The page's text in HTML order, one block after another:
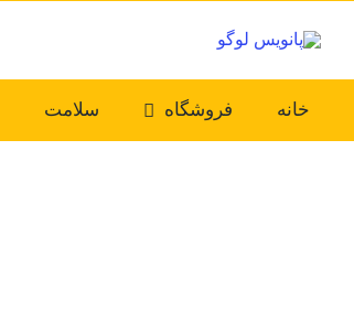
content
خانه فروشگاه سلامت